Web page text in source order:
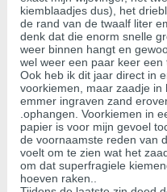
kiemblaadjes dus), het
de rand van de twaalf liter
denk dat die enorm snelle
weer binnen hangt en
wel weer een paar keer een
Ook heb ik dit jaar direct in
voorkiemen, maar zaadje
emmer ingraven zand
.ophangen. Voorkiemen in
papier is voor mijn gevoel
de voornaamste reden van
voelt om te zien wat het
om dat superfragiele
hoeven raken..